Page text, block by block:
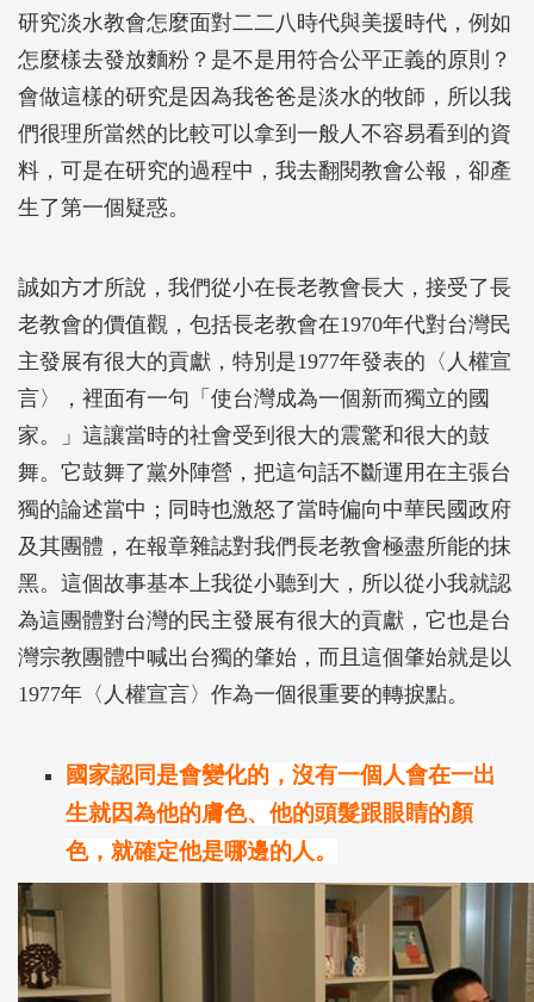
研究淡水教會怎麼面對二二八時代與美援時代，例如
怎麼樣去發放麵粉？是不是用符合公平正義的原則？
會做這樣的研究是因為我爸爸是淡水的牧師，所以我
們很理所當然的比較可以拿到一般人不容易看到的資
料，可是在研究的過程中，我去翻閱教會公報，卻產
生了第一個疑惑。
誠如方才所說，我們從小在長老教會長大，接受了長
老教會的價值觀，包括長老教會在1970年代對台灣民
主發展有很大的貢獻，特別是1977年發表的〈人權宣
言〉，裡面有一句「使台灣成為一個新而獨立的國
家。」這讓當時的社會受到很大的震驚和很大的鼓
舞。它鼓舞了黨外陣營，把這句話不斷運用在主張台
獨的論述當中；同時也激怒了當時偏向中華民國政府
及其團體，在報章雜誌對我們長老教會極盡所能的抹
黑。這個故事基本上我從小聽到大，所以從小我就認
為這團體對台灣的民主發展有很大的貢獻，它也是台
灣宗教團體中喊出台獨的肇始，而且這個肇始就是以
1977年〈人權宣言〉作為一個很重要的轉捩點。
國家認同是會變化的，沒有一個人會在一出
生就因為他的膚色、他的頭髮跟眼睛的顏
色，就確定他是哪邊的人。